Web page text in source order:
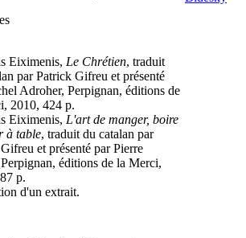
Eiximenis, Le Chrétien, traduit
par Patrick Gifreu et présenté
Adroher, Perpignan, éditions de
2010, 424 p.
Eiximenis, L'art de manger, boire
à table, traduit du catalan par
et présenté par Pierre
éditions de la Merci,
p.
d'un extrait.